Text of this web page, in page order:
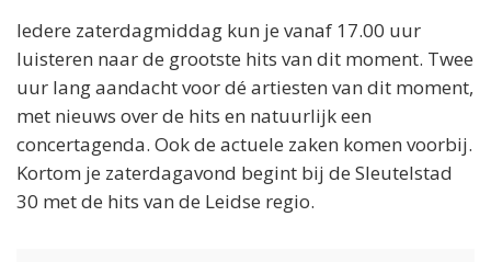
Iedere zaterdagmiddag kun je vanaf 17.00 uur
luisteren naar de grootste hits van dit moment. Twee
uur lang aandacht voor dé artiesten van dit moment,
met nieuws over de hits en natuurlijk een
concertagenda. Ook de actuele zaken komen voorbij.
Kortom je zaterdagavond begint bij de Sleutelstad
30 met de hits van de Leidse regio.